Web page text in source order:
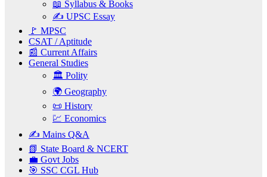
📖 Syllabus & Books
✍️ UPSC Essay
🚩 MPSC
CSAT / Aptitude
📰 Current Affairs
General Studies
🏛️ Polity
🌍 Geography
📜 History
💹 Economics
✍️ Mains Q&A
📗 State Board & NCERT
💼 Govt Jobs
🎯 SSC CGL Hub